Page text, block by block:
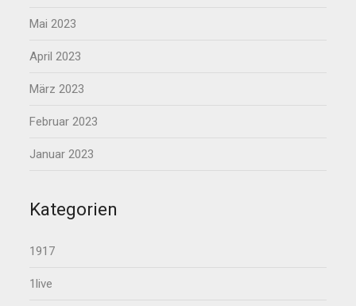
Mai 2023
April 2023
März 2023
Februar 2023
Januar 2023
Kategorien
1917
1live